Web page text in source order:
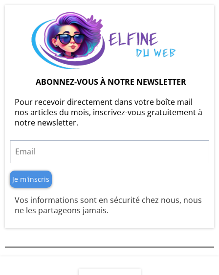
ABONNEZ-VOUS À NOTRE NEWSLETTER
Pour recevoir directement dans votre boîte mail
nos articles du mois, inscrivez-vous gratuitement à
notre newsletter.
Je m'inscris
Vos informations sont en sécurité chez nous, nous
ne les partageons jamais.